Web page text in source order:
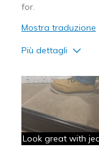
for.
Mostra traduzione
Più dettagli
Attractive Design
Comfortable
Migliori Utilizzi:
Look great with